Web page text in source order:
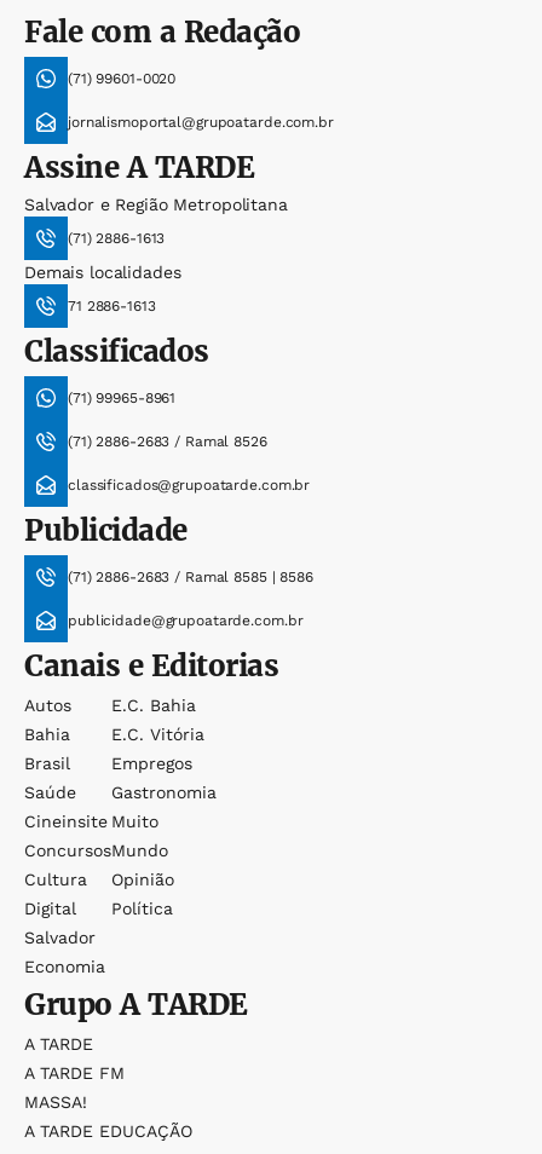
Fale com a Redação
(71) 99601-0020
jornalismoportal@grupoatarde.com.br
AssineA TARDE
Salvador e Região Metropolitana
(71) 2886-1613
Demais localidades
71 2886-1613
Classificados
(71) 99965-8961
(71) 2886-2683 / Ramal 8526
classificados@grupoatarde.com.br
Publicidade
(71) 2886-2683 / Ramal 8585 | 8586
publicidade@grupoatarde.com.br
Canais e Editorias
Autos
Bahia
Brasil
Saúde
Cineinsite
Concursos
Cultura
Digital
Salvador
Economia
E.c. Bahia
E.c. Vitória
Empregos
Gastronomia
Muito
Mundo
Opinião
Política
GrupoA TARDE
A TARDE
A TARDE FM
MASSA!
A TARDE EDUCAÇÃO